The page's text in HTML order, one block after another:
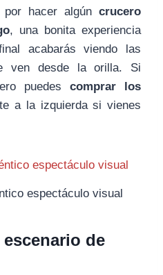
hacer algún crucero
, una bonita experiencia
acabarás viendo las
ven desde la orilla. Si
puedes comprar los
a la izquierda si vienes
espectáculo visual
de